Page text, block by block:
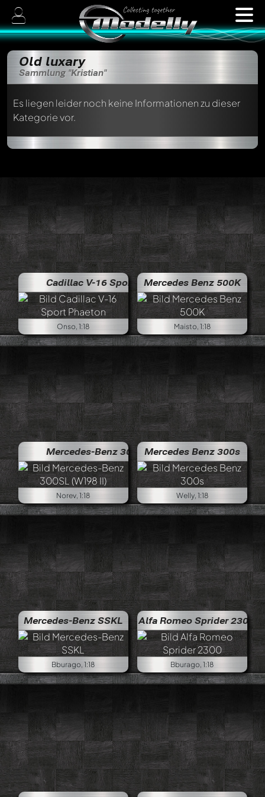
Old luxary
Sammlung "Kristian"
Es liegen leider noch keine Informationen zu dieser
Kategorie vor.
Cadillac V-16 Sport Phaeton
Onso, 1:18
Mercedes Benz 500K
Maisto, 1:18
Mercedes-Benz 300SL (W198 II)
Norev, 1:18
Mercedes Benz 300s
Welly, 1:18
Mercedes-Benz SSKL
Bburago, 1:18
Alfa Romeo Sprider 2300
Bburago, 1:18